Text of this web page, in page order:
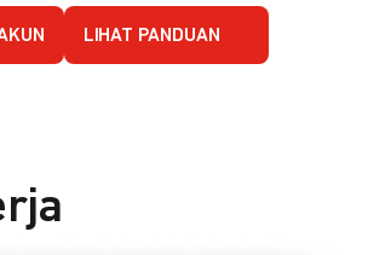
LIHAT PANDUAN